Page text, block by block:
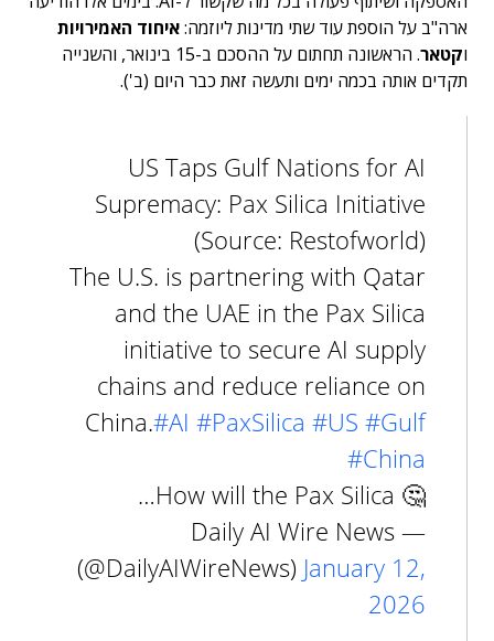
ארה"ב על הוספת עוד שתי מדינות ליוזמה:איחוד האמירויות
וקטאר
. הראשונה תחתום על ההסכם ב-15 בינואר, והשנייה
תקדים אותה בכמה ימים ותעשה זאת כבר היום (ב').
US Taps Gulf Nations for AI
Supremacy: Pax Silica Initiative
(Source: Restofworld)
The U.S. is partnering with Qatar
and the UAE in the Pax Silica
initiative to secure AI supply
chains and reduce reliance on
China.#AI #PaxSilica #US #Gulf
#China
🤔 How will the Pax Silica…
— Daily AI Wire News
(@DailyAIWireNews) January 12,
2026